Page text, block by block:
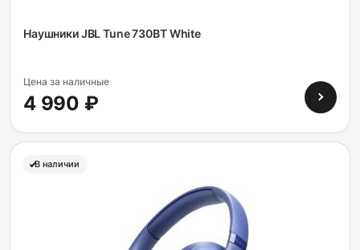
Наушники JBL Tune 730BT White
Цена за наличные
4 990 ₽
В наличии